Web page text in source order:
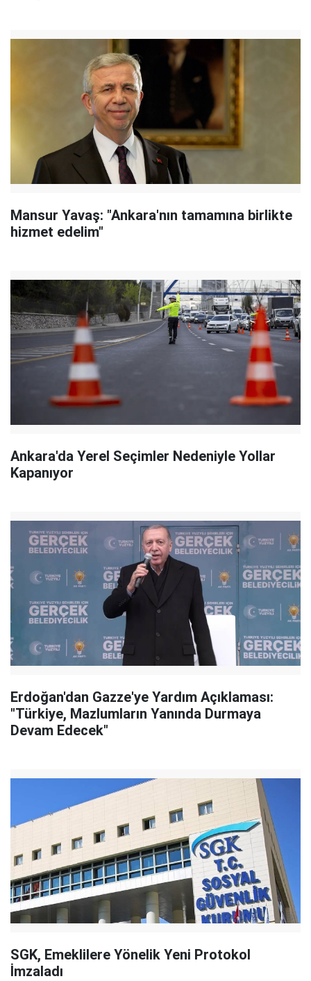
Mansur Yavaş: "Ankara'nın tamamına birlikte
hizmet edelim"
Ankara'da Yerel Seçimler Nedeniyle Yollar
Kapanıyor
Erdoğan'dan Gazze'ye Yardım Açıklaması:
"Türkiye, Mazlumların Yanında Durmaya
Devam Edecek"
SGK, Emeklilere Yönelik Yeni Protokol
İmzaladı